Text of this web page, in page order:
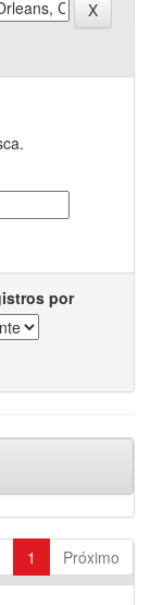
por
1 Próximo